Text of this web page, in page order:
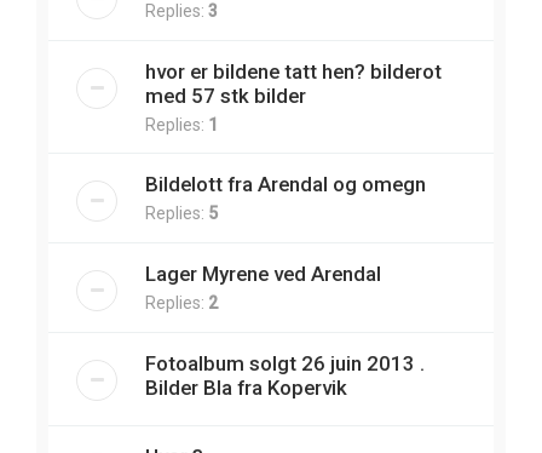
Replies: 3
hvor er bildene tatt hen? bilderot
med 57 stk bilder
Replies: 1
Bildelott fra Arendal og omegn
Replies: 5
Lager Myrene ved Arendal
Replies: 2
Fotoalbum solgt 26 juin 2013 .
Bilder Bla fra Kopervik